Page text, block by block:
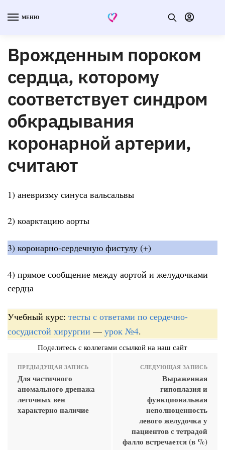
МЕНЮ
Врожденным пороком
сердца, которому
соответствует синдром
обкрадывания
коронарной артерии,
считают
1) аневризму синуса вальсальвы
2) коарктацию аорты
3) коронарно-сердечную фистулу (+)
4) прямое сообщение между аортой и желудочками
сердца
Учебный курс: тесты с ответами по сердечно-
сосудистой хирургии — урок №4.
Поделитесь с коллегами ссылкой на наш сайт
ПРЕДЫДУЩАЯ ЗАПИСЬ
Для частичного
аномального дренажа
легочных вен
характерно наличие
СЛЕДУЮЩАЯ ЗАПИСЬ
Выраженная
гипоплазия и
функциональная
неполноценность
левого желудочка у
пациентов с тетрадой
фалло встречается (в %)